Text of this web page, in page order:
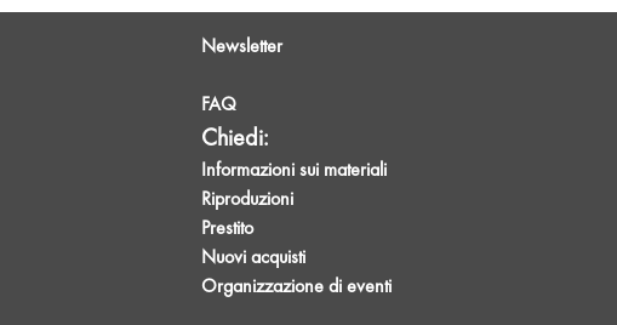
Newsletter
FAQ
Chiedi:
Informazioni sui materiali
Riproduzioni
Prestito
Nuovi acquisti
Organizzazione di eventi